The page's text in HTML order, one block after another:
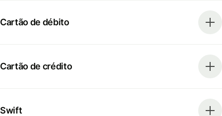
Cartão de débito
Cartão de crédito
Swift